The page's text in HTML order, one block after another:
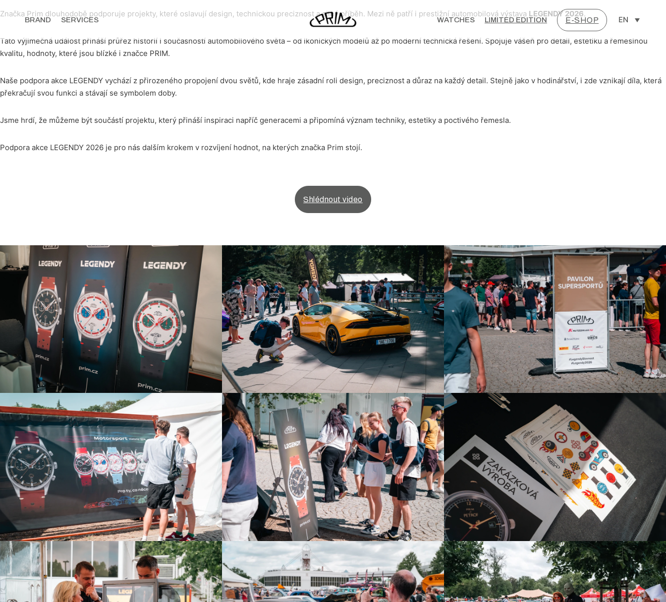
BRAND SERVICES WATCHES LIMITED EDITION E-SHOP EN
Značka Prim dlouhodobě podporuje projekty, které oslavují design, technickou preciznost a silný příběh. Mezi ně patří i prestižní automobilová výstava LEGENDY 2026.
Tato výjimečná událost přináší průřez historií i současností automobilového světa – od ikonických modelů až po moderní technická řešení. Spojuje vášeň pro detail, estetiku a řemeslnou
kvalitu, hodnoty, které jsou blízké i značce PRIM.
Naše podpora akce LEGENDY vychází z přirozeného propojení dvou světů, kde hraje zásadní roli design, preciznost a důraz na každý detail. Stejně jako v hodinářství, i zde vznikají díla, která
překračují svou funkci a stávají se symbolem doby.
Jsme hrdí, že můžeme být součástí projektu, který přináší inspiraci napříč generacemi a připomíná význam techniky, estetiky a poctivého řemesla.
Podpora akce LEGENDY 2026 je pro nás dalším krokem v rozvíjení hodnot, na kterých značka Prim stojí.
Shlédnout video